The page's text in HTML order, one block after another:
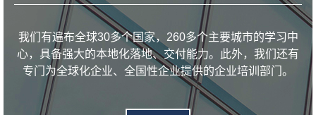
我们有遍布全球30多个国家，260多个主要城市的学习中
心，具备强大的本地化落地、交付能力。此外，我们还有
专门为全球化企业、全国性企业提供的企业培训部门。